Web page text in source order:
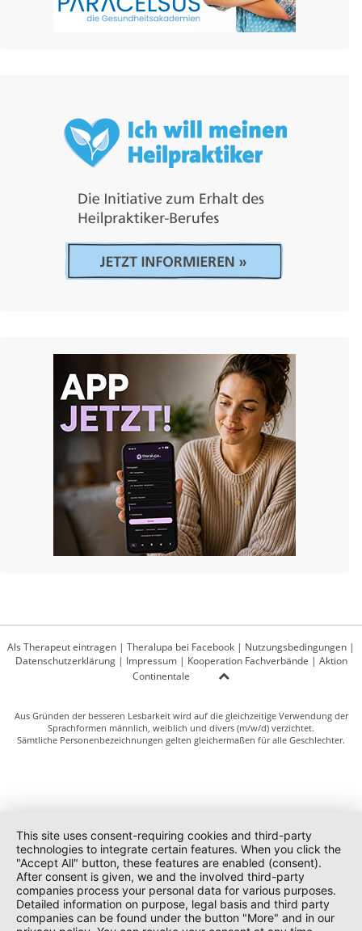
Als Therapeut eintragen | Theralupa bei Facebook | Nutzungsbedingungen |
Datenschutzerklärung| Impressum| Kooperation Fachverbände | Aktion
Continentale
Aus Gründen der besseren Lesbarkeit wird auf die gleichzeitige Verwendung der
Sprachformen männlich, weiblich und divers (m/w/d) verzichtet.
Sämtliche Personenbezeichnungen gelten gleichermaßen für alle Geschlechter.
This site uses consent-requiring cookies and third-party
technologies to integrate certain features. When you click the
"Accept All" button, these features are enabled (consent).
After consent is given, we and the involved third-party
companies process your personal data for various purposes.
Detailed information on purpose, legal basis and third party
companies can be found under the button "More" and in our